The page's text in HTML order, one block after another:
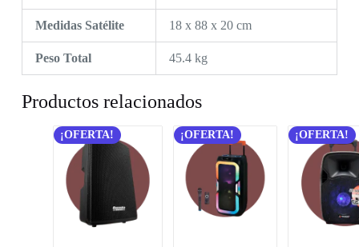
Medidas Satélite 18 x 88 x 20 cm
Peso Total 45.4 kg
Productos relacionados
¡OFERTA! ¡OFERTA! ¡OFERTA!